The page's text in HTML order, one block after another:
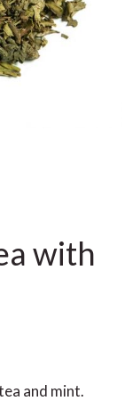
with
and mint.